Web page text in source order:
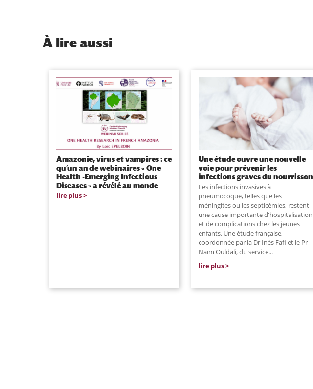
À lire aussi
Amazonie, virus et vampires : ce
qu’un an de webinaires « One
Health -Emerging Infectious
Diseases » a révélé au monde
lire plus
Une étude ouvre une nouvelle
voie pour prévenir les
infections graves du nourrisson
Les infections invasives à
pneumocoque, telles que les
méningites ou les septicémies, restent
une cause importante d'hospitalisation
et de complications chez les jeunes
enfants. Une étude française,
coordonnée par la Dr Inès Fafi et le Pr
Naïm Ouldali, du service...
lire plus